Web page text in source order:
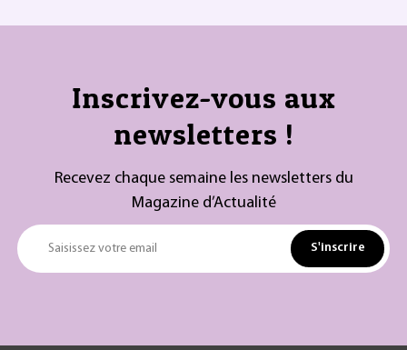
Inscrivez-vous aux
newsletters !
Recevez chaque semaine les newsletters du
Magazine d’Actualité
Saisissez votre email S'inscrire